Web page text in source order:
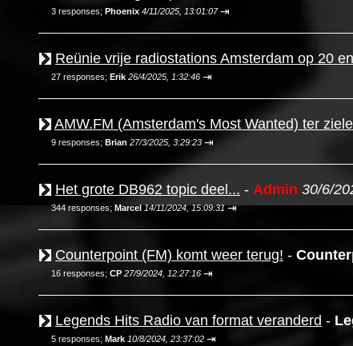
3 responses; Phoenix 4/11/2025, 13:01:07 ⇥
Reünie vrije radiostations Amsterdam op 20
27 responses; Erik 26/4/2025, 1:32:46 ⇥
AMW.FM (Amsterdam's Most Wanted) ter
9 responses; Brian 27/3/2025, 3:29:23 ⇥
Het grote DB962 topic deel... - Admin 30/6/
344 responses; Marcel 14/11/2024, 15:09:31 ⇥
Counterpoint (FM) komt weer terug! -
16 responses; CP 27/9/2024, 12:27:16 ⇥
Legends Hits Radio van format veranderd -
5 responses; Mark 10/8/2024, 23:37:02 ⇥